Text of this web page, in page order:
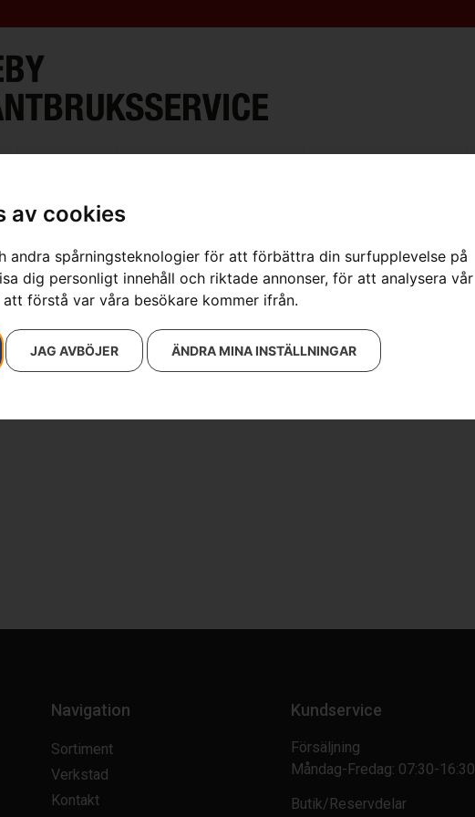
av cookies
andra spårningsteknologier för att förbättra din surfupplevelse på
dig personligt innehåll och riktade annonser, för att analysera vår
förstå var våra besökare kommer ifrån.
JAG AVBÖJER ÄNDRA MINA INSTÄLLNINGAR
Navigation
Sortiment
Verkstad
Kontakt
Kundservice
Försäljning
Måndag-Fredag: 07:30-16:30
Butik/Reservdelar